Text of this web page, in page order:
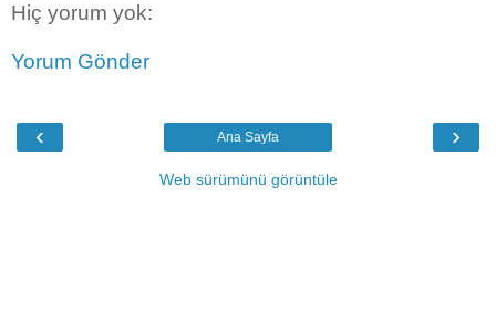
Hiç yorum yok:
Yorum Gönder
‹ ›
Ana Sayfa
Web sürümünü görüntüle